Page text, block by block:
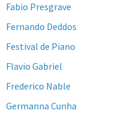
Fabio Presgrave
Fernando Deddos
Festival de Piano
Flavio Gabriel
Frederico Nable
Germanna Cunha